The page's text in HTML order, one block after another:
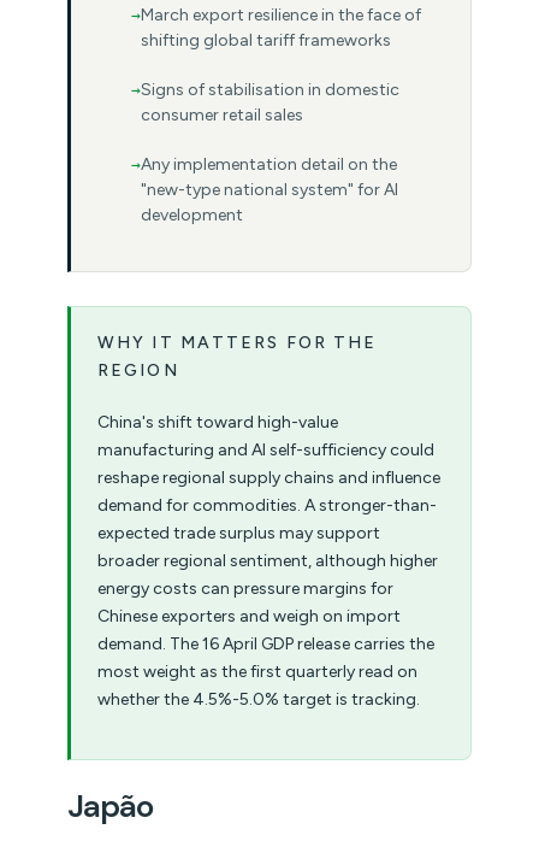
March export resilience in the face of
shifting global tariff frameworks
Signs of stabilisation in domestic
consumer retail sales
Any implementation detail on the
"new-type national system" for AI
development
WHY IT MATTERS FOR THE
REGION
China's shift toward high-value
manufacturing and AI self-sufficiency could
reshape regional supply chains and influence
demand for commodities. A stronger-than-
expected trade surplus may support
broader regional sentiment, although higher
energy costs can pressure margins for
Chinese exporters and weigh on import
demand. The 16 April GDP release carries the
most weight as the first quarterly read on
whether the 4.5%-5.0% target is tracking.
Japão